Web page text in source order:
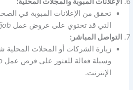
تحقق من الإعلانات المبوبة في
التي قد تحتوي على عروض عمل
التواصل المباشر:
زيارة الشركات أو المحلات
وسيلة فعالة للعثور على فرص عمل
الإنترنت.